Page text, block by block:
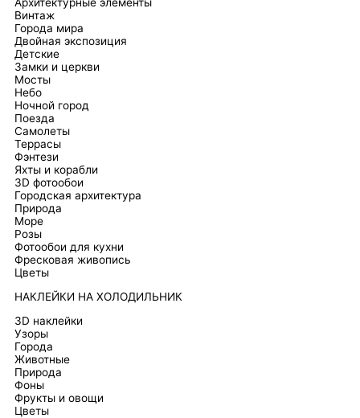
Архитектурные элементы
Винтаж
Города мира
Двойная экспозиция
Детские
Замки и церкви
Мосты
Небо
Ночной город
Поезда
Самолеты
Террасы
Фэнтези
Яхты и корабли
3D фотообои
Городская архитектура
Природа
Море
Розы
Фотообои для кухни
Фресковая живопись
Цветы
НАКЛЕЙКИ НА ХОЛОДИЛЬНИК
3D наклейки
Узоры
Города
Животные
Природа
Фоны
Фрукты и овощи
Цветы